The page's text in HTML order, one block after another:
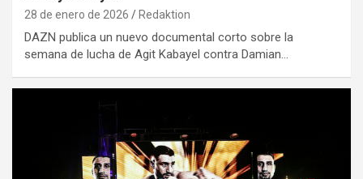
28 de enero de 2026 Redaktion
DAZN publica un nuevo documental corto sobre la
semana de lucha de Agit Kabayel contra Damian…